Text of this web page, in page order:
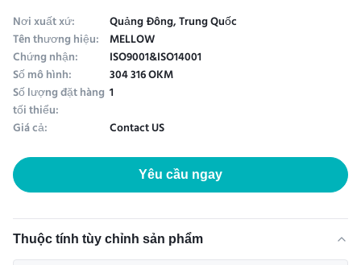
Nơi xuất xứ:
Quảng Đông, Trung Quốc
Tên thương hiệu: MELLOW
Chứng nhận: ISO9001&ISO14001
Số mô hình: 304 316 OKM
Số lượng đặt hàng
tối thiểu:
1
Giá cả:
Contact US
Yêu cầu ngay
Thuộc tính tùy chỉnh sản phẩm